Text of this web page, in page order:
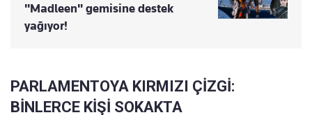
"Madleen" gemisine destek
yağıyor!
PARLAMENTOYA KIRMIZI ÇİZGİ:
BİNLERCE KİŞİ SOKAKTA